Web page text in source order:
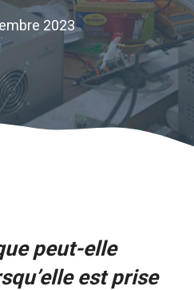
2023
peut-elle
est prise